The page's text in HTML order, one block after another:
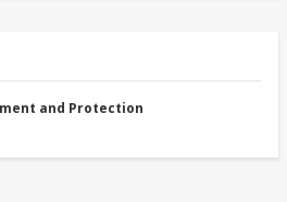
and Protection